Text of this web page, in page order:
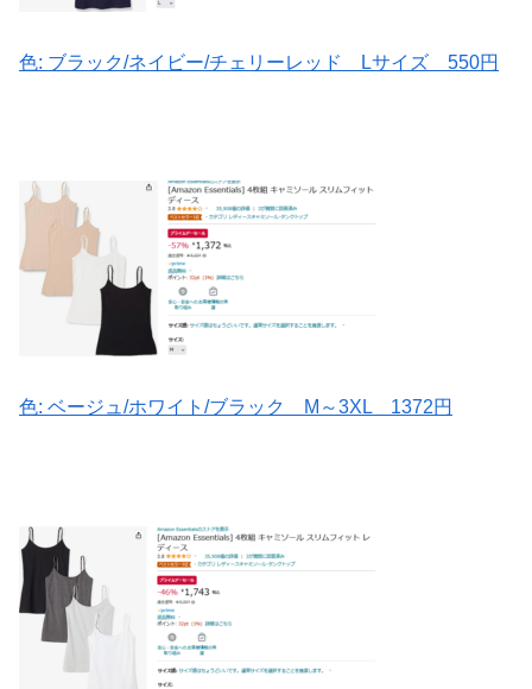
色: ブラック/ネイビー/チェリーレッド Lサイズ 550円
色: ベージュ/ホワイト/ブラック M～3XL 1372円